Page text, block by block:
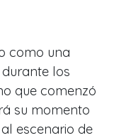
como una
los
que comenzó
su momento
escenario de